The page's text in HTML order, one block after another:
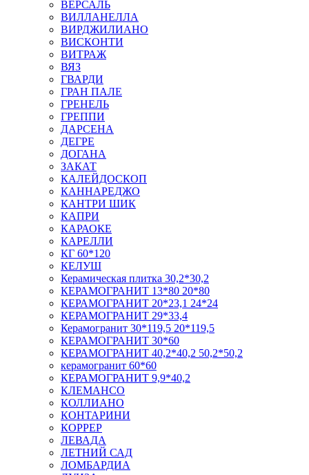
ВЕРСАЛЬ
ВИЛЛАНЕЛЛА
ВИРДЖИЛИАНО
ВИСКОНТИ
ВИТРАЖ
ВЯЗ
ГВАРДИ
ГРАН ПАЛЕ
ГРЕНЕЛЬ
ГРЕППИ
ДАРСЕНА
ДЕГРЕ
ДОГАНА
ЗАКАТ
КАЛЕЙДОСКОП
КАННАРЕДЖО
КАНТРИ ШИК
КАПРИ
КАРАОКЕ
КАРЕЛЛИ
КГ 60*120
КЕЛУШ
Керамическая плитка 30,2*30,2
КЕРАМОГРАНИТ 13*80 20*80
КЕРАМОГРАНИТ 20*23,1 24*24
КЕРАМОГРАНИТ 29*33,4
Керамогранит 30*119,5 20*119,5
КЕРАМОГРАНИТ 30*60
КЕРАМОГРАНИТ 40,2*40,2 50,2*50,2
керамогранит 60*60
КЕРАМОГРАНИТ 9,9*40,2
КЛЕМАНСО
КОЛЛИАНО
КОНТАРИНИ
КОРРЕР
ЛЕВАДА
ЛЕТНИЙ САД
ЛОМБАРДИА